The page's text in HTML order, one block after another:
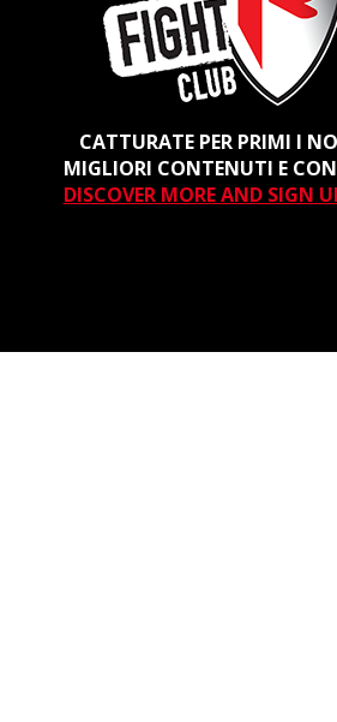
Rage Zander
CATTURATE PER PRIMI I
MIGLIORI CONTENUTI E
DISCOVER MORE AND SIGN